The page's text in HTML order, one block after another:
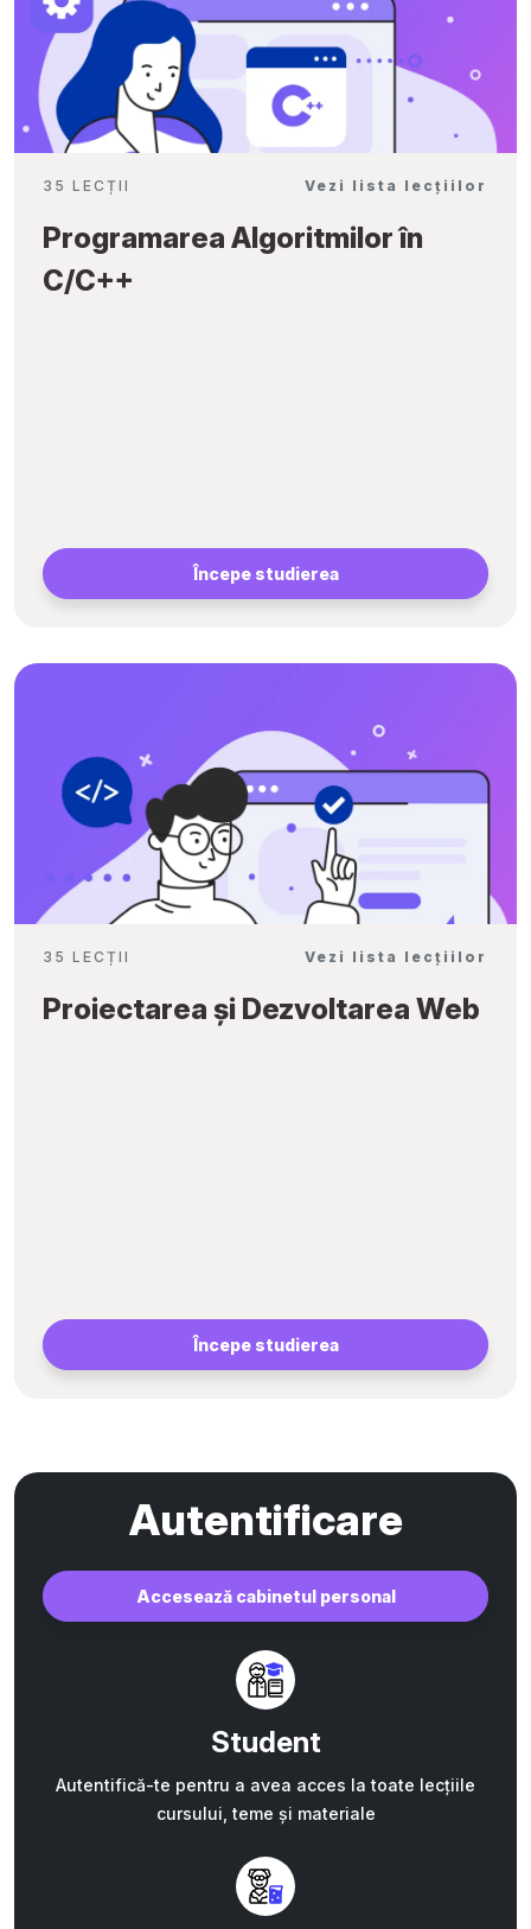
35 LECȚII Vezi lista lecțiilor
Programarea Algoritmilor în
C/C++
Începe studierea
35 LECȚII Vezi lista lecțiilor
Proiectarea și Dezvoltarea Web
Începe studierea
Autentificare
Accesează cabinetul personal
Student
Autentifică-te pentru a avea acces la toate lecțiile
cursului, teme și materiale